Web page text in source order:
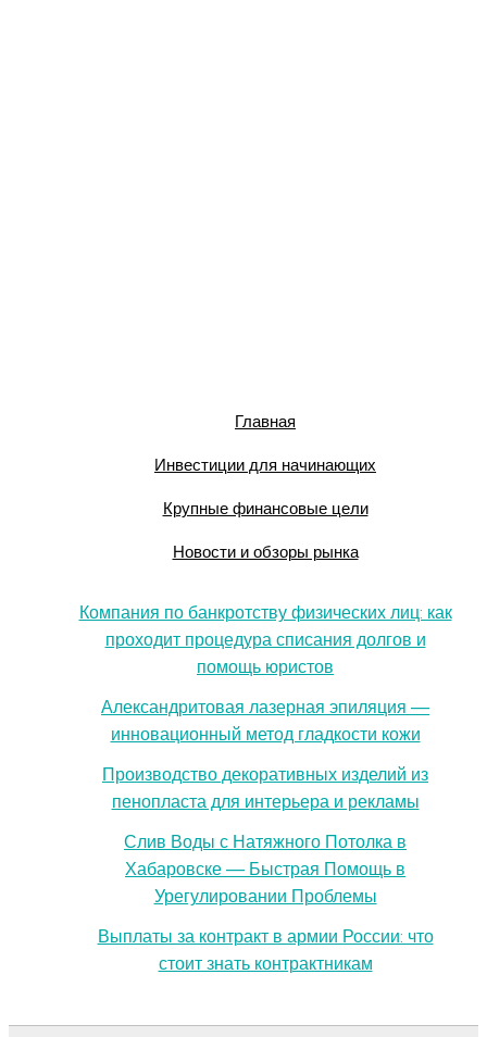
Главная
Инвестиции для начинающих
Крупные финансовые цели
Новости и обзоры рынка
Компания по банкротству физических лиц: как
проходит процедура списания долгов и
помощь юристов
Александритовая лазерная эпиляция —
инновационный метод гладкости кожи
Производство декоративных изделий из
пенопласта для интерьера и рекламы
Слив Воды с Натяжного Потолка в
Хабаровске — Быстрая Помощь в
Урегулировании Проблемы
Выплаты за контракт в армии России: что
стоит знать контрактникам